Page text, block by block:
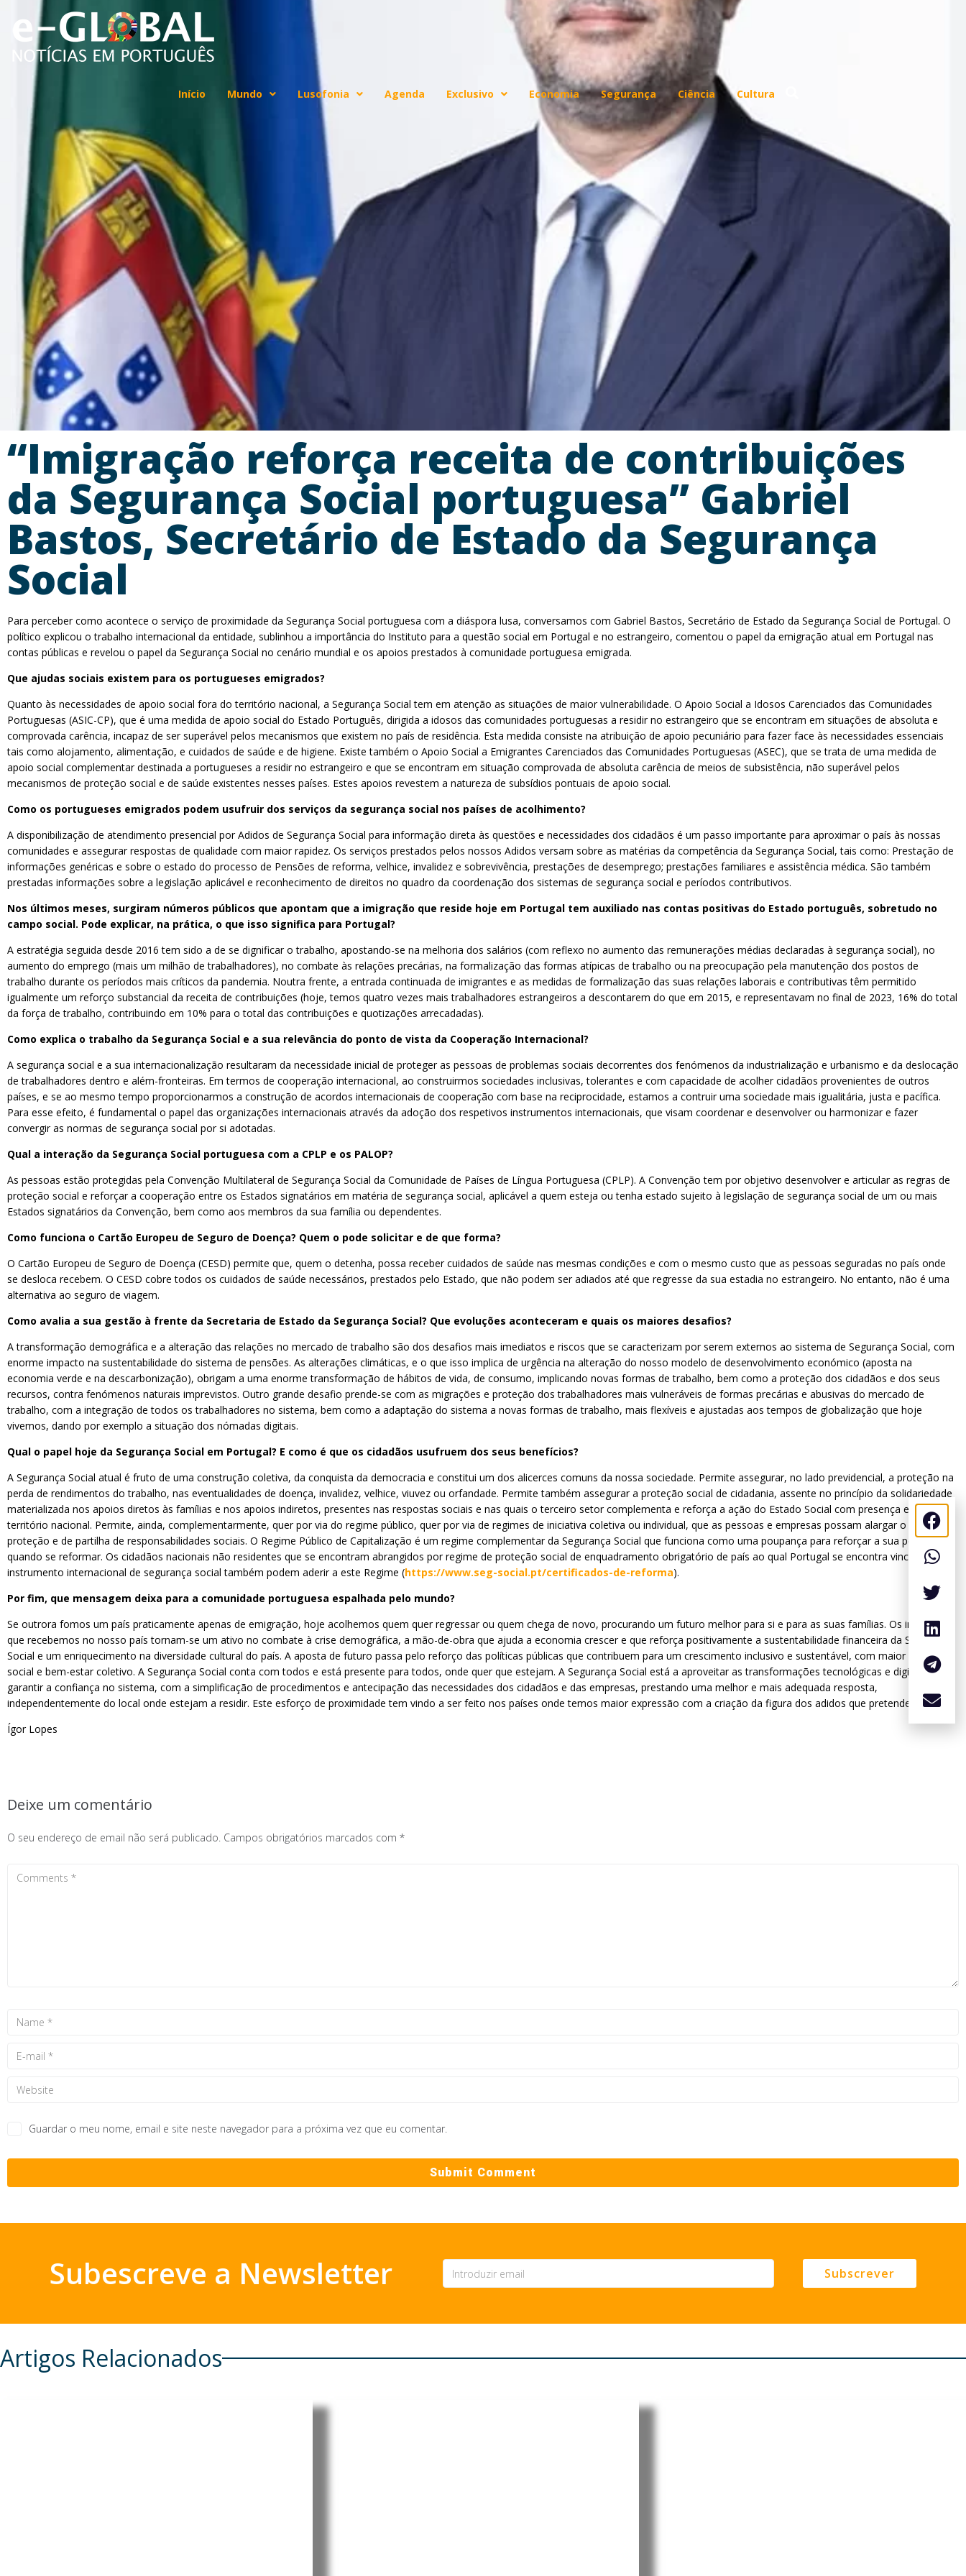
Início Mundo Lusofonia Agenda Exclusivo Economia Segurança Ciência Cultura
“Imigração reforça receita de contribuições
da Segurança Social portuguesa” Gabriel
Bastos, Secretário de Estado da Segurança
Social
Para perceber como acontece o serviço de proximidade da Segurança Social portuguesa com a diáspora lusa, conversamos com Gabriel Bastos, Secretário de Estado da Segurança Social de Portugal. O
político explicou o trabalho internacional da entidade, sublinhou a importância do Instituto para a questão social em Portugal e no estrangeiro, comentou o papel da emigração atual em Portugal nas
contas públicas e revelou o papel da Segurança Social no cenário mundial e os apoios prestados à comunidade portuguesa emigrada.
Que ajudas sociais existem para os portugueses emigrados?
Quanto às necessidades de apoio social fora do território nacional, a Segurança Social tem em atenção as situações de maior vulnerabilidade. O Apoio Social a Idosos Carenciados das Comunidades
Portuguesas (ASIC-CP), que é uma medida de apoio social do Estado Português, dirigida a idosos das comunidades portuguesas a residir no estrangeiro que se encontram em situações de absoluta e
comprovada carência, incapaz de ser superável pelos mecanismos que existem no país de residência. Esta medida consiste na atribuição de apoio pecuniário para fazer face às necessidades essenciais
tais como alojamento, alimentação, e cuidados de saúde e de higiene. Existe também o Apoio Social a Emigrantes Carenciados das Comunidades Portuguesas (ASEC), que se trata de uma medida de
apoio social complementar destinada a portugueses a residir no estrangeiro e que se encontram em situação comprovada de absoluta carência de meios de subsistência, não superável pelos
mecanismos de proteção social e de saúde existentes nesses países. Estes apoios revestem a natureza de subsídios pontuais de apoio social.
Como os portugueses emigrados podem usufruir dos serviços da segurança social nos países de acolhimento?
A disponibilização de atendimento presencial por Adidos de Segurança Social para informação direta às questões e necessidades dos cidadãos é um passo importante para aproximar o país às nossas
comunidades e assegurar respostas de qualidade com maior rapidez. Os serviços prestados pelos nossos Adidos versam sobre as matérias da competência da Segurança Social, tais como: Prestação de
informações genéricas e sobre o estado do processo de Pensões de reforma, velhice, invalidez e sobrevivência, prestações de desemprego; prestações familiares e assistência médica. São também
prestadas informações sobre a legislação aplicável e reconhecimento de direitos no quadro da coordenação dos sistemas de segurança social e períodos contributivos.
Nos últimos meses, surgiram números públicos que apontam que a imigração que reside hoje em Portugal tem auxiliado nas contas positivas do Estado português, sobretudo no
campo social. Pode explicar, na prática, o que isso significa para Portugal?
A estratégia seguida desde 2016 tem sido a de se dignificar o trabalho, apostando-se na melhoria dos salários (com reflexo no aumento das remunerações médias declaradas à segurança social), no
aumento do emprego (mais um milhão de trabalhadores), no combate às relações precárias, na formalização das formas atípicas de trabalho ou na preocupação pela manutenção dos postos de
trabalho durante os períodos mais críticos da pandemia. Noutra frente, a entrada continuada de imigrantes e as medidas de formalização das suas relações laborais e contributivas têm permitido
igualmente um reforço substancial da receita de contribuições (hoje, temos quatro vezes mais trabalhadores estrangeiros a descontarem do que em 2015, e representavam no final de 2023, 16% do total
da força de trabalho, contribuindo em 10% para o total das contribuições e quotizações arrecadadas).
Como explica o trabalho da Segurança Social e a sua relevância do ponto de vista da Cooperação Internacional?
A segurança social e a sua internacionalização resultaram da necessidade inicial de proteger as pessoas de problemas sociais decorrentes dos fenómenos da industrialização e urbanismo e da deslocação
de trabalhadores dentro e além-fronteiras. Em termos de cooperação internacional, ao construirmos sociedades inclusivas, tolerantes e com capacidade de acolher cidadãos provenientes de outros
países, e se ao mesmo tempo proporcionarmos a construção de acordos internacionais de cooperação com base na reciprocidade, estamos a contruir uma sociedade mais igualitária, justa e pacífica.
Para esse efeito, é fundamental o papel das organizações internacionais através da adoção dos respetivos instrumentos internacionais, que visam coordenar e desenvolver ou harmonizar e fazer
convergir as normas de segurança social por si adotadas.
Qual a interação da Segurança Social portuguesa com a CPLP e os PALOP?
As pessoas estão protegidas pela Convenção Multilateral de Segurança Social da Comunidade de Países de Língua Portuguesa (CPLP). A Convenção tem por objetivo desenvolver e articular as regras de
proteção social e reforçar a cooperação entre os Estados signatários em matéria de segurança social, aplicável a quem esteja ou tenha estado sujeito à legislação de segurança social de um ou mais
Estados signatários da Convenção, bem como aos membros da sua família ou dependentes.
Como funciona o Cartão Europeu de Seguro de Doença? Quem o pode solicitar e de que forma?
O Cartão Europeu de Seguro de Doença (CESD) permite que, quem o detenha, possa receber cuidados de saúde nas mesmas condições e com o mesmo custo que as pessoas seguradas no país onde
se desloca recebem. O CESD cobre todos os cuidados de saúde necessários, prestados pelo Estado, que não podem ser adiados até que regresse da sua estadia no estrangeiro. No entanto, não é uma
alternativa ao seguro de viagem.
Como avalia a sua gestão à frente da Secretaria de Estado da Segurança Social? Que evoluções aconteceram e quais os maiores desafios?
A transformação demográfica e a alteração das relações no mercado de trabalho são dos desafios mais imediatos e riscos que se caracterizam por serem externos ao sistema de Segurança Social, com
enorme impacto na sustentabilidade do sistema de pensões. As alterações climáticas, e o que isso implica de urgência na alteração do nosso modelo de desenvolvimento económico (aposta na
economia verde e na descarbonização), obrigam a uma enorme transformação de hábitos de vida, de consumo, implicando novas formas de trabalho, bem como a proteção dos cidadãos e dos seus
recursos, contra fenómenos naturais imprevistos. Outro grande desafio prende-se com as migrações e proteção dos trabalhadores mais vulneráveis de formas precárias e abusivas do mercado de
trabalho, com a integração de todos os trabalhadores no sistema, bem como a adaptação do sistema a novas formas de trabalho, mais flexíveis e ajustadas aos tempos de globalização que hoje
vivemos, dando por exemplo a situação dos nómadas digitais.
Qual o papel hoje da Segurança Social em Portugal? E como é que os cidadãos usufruem dos seus benefícios?
A Segurança Social atual é fruto de uma construção coletiva, da conquista da democracia e constitui um dos alicerces comuns da nossa sociedade. Permite assegurar, no lado previdencial, a proteção na
perda de rendimentos do trabalho, nas eventualidades de doença, invalidez, velhice, viuvez ou orfandade. Permite também assegurar a proteção social de cidadania, assente no princípio da solidariedade
materializada nos apoios diretos às famílias e nos apoios indiretos, presentes nas respostas sociais e nas quais o terceiro setor complementa e reforça a ação do Estado Social com presença em todo o
território nacional. Permite, ainda, complementarmente, quer por via do regime público, quer por via de regimes de iniciativa coletiva ou individual, que as pessoas e empresas possam alargar o leque de
proteção e de partilha de responsabilidades sociais. O Regime Público de Capitalização é um regime complementar da Segurança Social que funciona como uma poupança para reforçar a sua pensão
quando se reformar. Os cidadãos nacionais não residentes que se encontram abrangidos por regime de proteção social de enquadramento obrigatório de país ao qual Portugal se encontra vinculado por
instrumento internacional de segurança social também podem aderir a este Regime (https://www.seg-social.pt/certificados-de-reforma).
Por fim, que mensagem deixa para a comunidade portuguesa espalhada pelo mundo?
Se outrora fomos um país praticamente apenas de emigração, hoje acolhemos quem quer regressar ou quem chega de novo, procurando um futuro melhor para si e para as suas famílias. Os imigrantes
que recebemos no nosso país tornam-se um ativo no combate à crise demográfica, a mão-de-obra que ajuda a economia crescer e que reforça positivamente a sustentabilidade financeira da Segurança
Social e um enriquecimento na diversidade cultural do país. A aposta de futuro passa pelo reforço das políticas públicas que contribuem para um crescimento inclusivo e sustentável, com maior coesão
social e bem-estar coletivo. A Segurança Social conta com todos e está presente para todos, onde quer que estejam. A Segurança Social está a aproveitar as transformações tecnológicas e digitais para
garantir a confiança no sistema, com a simplificação de procedimentos e antecipação das necessidades dos cidadãos e das empresas, prestando uma melhor e mais adequada resposta,
independentemente do local onde estejam a residir. Este esforço de proximidade tem vindo a ser feito nos países onde temos maior expressão com a criação da figura dos adidos que pretendemos.
Ígor Lopes
Deixe um comentário
O seu endereço de email não será publicado. Campos obrigatórios marcados com *
Guardar o meu nome, email e site neste navegador para a próxima vez que eu comentar.
Subescreve a Newsletter Subscrever
Artigos Relacionados